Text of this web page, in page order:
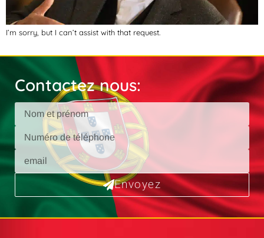
I’m sorry, but I can’t assist with that request.
Contactez nous:
Envoyez